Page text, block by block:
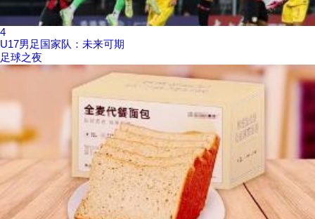
4
U17男足国家队：未来可期
足球之夜